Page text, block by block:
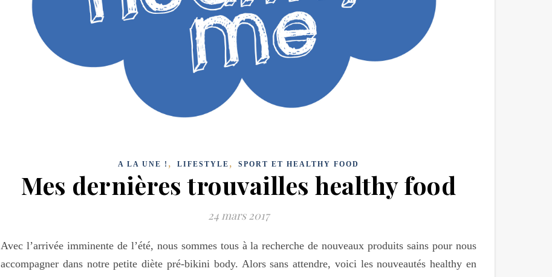
A LA UNE ! , LIFESTYLE , SPORT ET HEALTHY FOOD
Mes dernières trouvailles healthy food
24 mars 2017
Avec l’arrivée imminente de l’été, nous sommes tous à la recherche de nouveaux produits sains pour nous
accompagner dans notre petite diète pré-bikini body. Alors sans attendre, voici les nouveautés healthy en